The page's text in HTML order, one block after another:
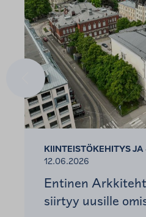
Edellinen
KIINTEISTÖKEHITYS
12.06.2026
Entinen
siirtyy uusille